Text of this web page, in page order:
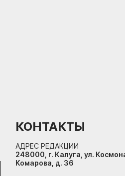
КОНТАКТЫ
АДРЕС РЕДАКЦИИ
248000, г. Калуга, ул.
Комарова, д. 36